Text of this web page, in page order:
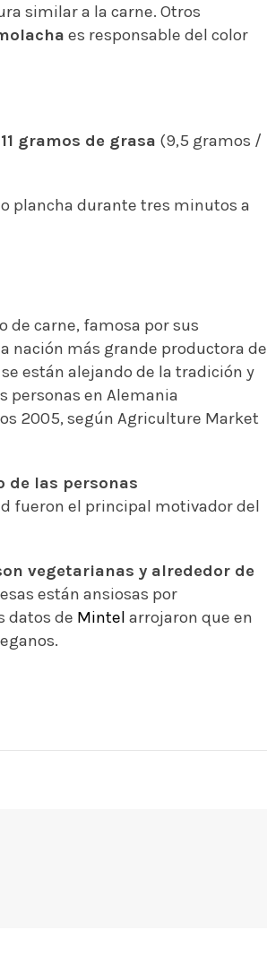
similar a la carne. Otros
es responsable del color
11 gramos de grasa (9,5 gramos /
plancha durante tres minutos a
de carne, famosa por sus
nación más grande productora de
están alejando de la tradición y
personas en Alemania
2005, según Agriculture Market
de las personas
fueron el principal motivador del
vegetarianas y alrededor de
están ansiosas por
datos de Mintel arrojaron que en